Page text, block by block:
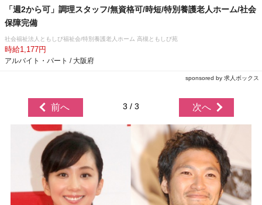
「週2から可」調理スタッフ/無資格可/時短/特別養護老人ホーム/社会
保障完備
社会福祉法人ともしび福祉会/特別養護老人ホーム 高槻ともしび苑
時給1,177円
アルバイト・パート / 大阪府
sponsored by 求人ボックス
前へ 3 / 3 次へ